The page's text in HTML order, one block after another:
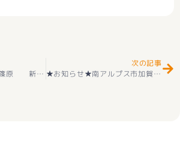
★お知らせ★甲斐市篠原 新築建売住宅 好評販売中(^^♪
次の記事
★お知らせ★南アルプス市加賀美 新価格2980万円 新築建売住宅（オール電化＋サンルーム付き）住宅 好評販売中